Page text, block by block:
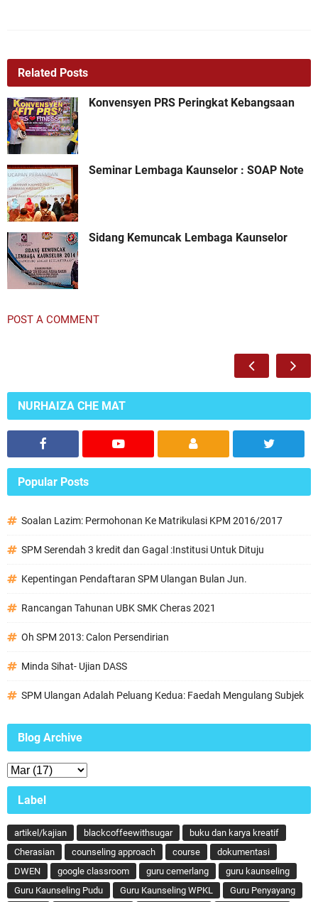
Related Posts
Konvensyen PRS Peringkat Kebangsaan
Seminar Lembaga Kaunselor : SOAP Note
Sidang Kemuncak Lembaga Kaunselor
POST A COMMENT
NURHAIZA CHE MAT
Popular Posts
Soalan Lazim: Permohonan Ke Matrikulasi KPM 2016/2017
SPM Serendah 3 kredit dan Gagal :Institusi Untuk Dituju
Kepentingan Pendaftaran SPM Ulangan Bulan Jun.
Rancangan Tahunan UBK SMK Cheras 2021
Oh SPM 2013: Calon Persendirian
Minda Sihat- Ujian DASS
SPM Ulangan Adalah Peluang Kedua: Faedah Mengulang Subjek
Blog Archive
Label
artikel/kajian blackcoffeewithsugar
buku dan karya kreatif
Cherasian
counseling approach course
dokumentasi
DWEN
google classroom guru cemerlang
guru kaunseling
Guru Kaunseling Pudu
Guru Kaunseling WPKL Guru Penyayang